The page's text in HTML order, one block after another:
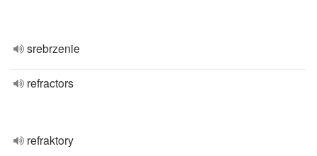
srebrzenie
refractors
refraktory